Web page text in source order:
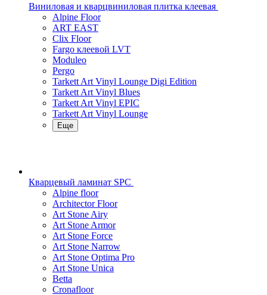
Виниловая и кварцвиниловая плитка клеевая
Alpine Floor
ART EAST
Clix Floor
Fargo клеевой LVT
Moduleo
Pergo
Tarkett Art Vinyl Lounge Digi Edition
Tarkett Art Vinyl Blues
Tarkett Art Vinyl EPIC
Tarkett Art Vinyl Lounge
Еще
Кварцевый ламинат SPC
Alpine floor
Architector Floor
Art Stone Airy
Art Stone Armor
Art Stone Force
Art Stone Narrow
Art Stone Optima Pro
Art Stone Unica
Betta
Cronafloor